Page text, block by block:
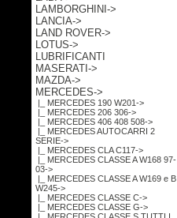
LAMBORGHINI->
LANCIA->
LAND ROVER->
LOTUS->
LUBRIFICANTI
MASERATI->
MAZDA->
MERCEDES->
|_ MERCEDES 190 W201->
|_ MERCEDES 206 306->
|_ MERCEDES 406 408 508->
|_ MERCEDES AUTOCARRI 2
SERIE->
|_ MERCEDES CLA C117->
|_ MERCEDES CLASSE A W168 97-
03->
|_ MERCEDES CLASSE A W169 e B
W245->
|_ MERCEDES CLASSE C->
|_ MERCEDES CLASSE G->